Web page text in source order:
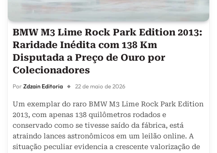
BMW M3 Lime Rock Park Edition 2013:
Raridade Inédita com 138 Km
Disputada a Preço de Ouro por
Colecionadores
Por Zdzain Editoria 22 de maio de 2026
Um exemplar do raro BMW M3 Lime Rock Park Edition
2013, com apenas 138 quilômetros rodados e
conservado como se tivesse saído da fábrica, está
atraindo lances astronômicos em um leilão online. A
situação peculiar evidencia a crescente valorização de